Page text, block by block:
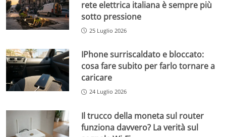
rete elettrica italiana è sempre più
sotto pressione
25 Luglio 2026
IPhone surriscaldato e bloccato:
cosa fare subito per farlo tornare a
caricare
24 Luglio 2026
Il trucco della moneta sul router
funziona davvero? La verità sul